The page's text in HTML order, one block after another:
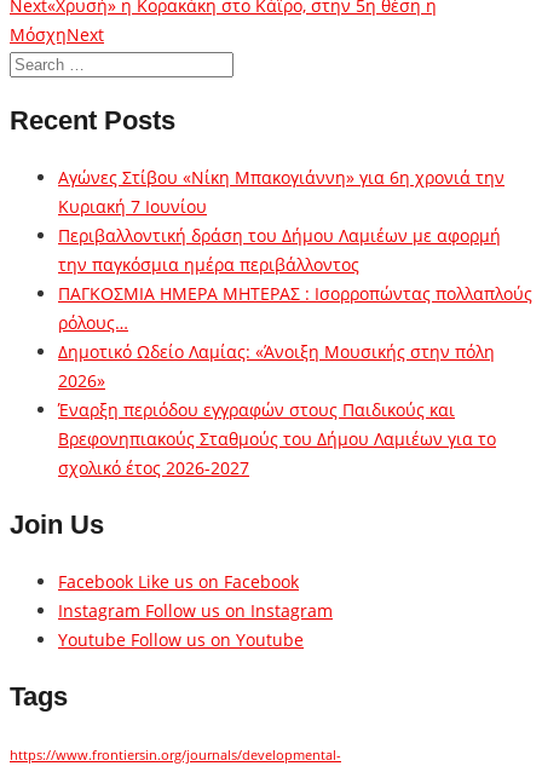
Next«Χρυσή» η Κορακάκη στο Κάϊρο, στην 5η θέση η
ΜόσχηNext
Recent Posts
Αγώνες Στίβου «Νίκη Μπακογιάννη» για 6η χρονιά την
Κυριακή 7 Ιουνίου
Περιβαλλοντική δράση του Δήμου Λαμιέων με αφορμή
την παγκόσμια ημέρα περιβάλλοντος
ΠΑΓΚΟΣΜΙΑ ΗΜΕΡΑ ΜΗΤΕΡΑΣ : Ισορροπώντας πολλαπλούς
ρόλους…
Δημοτικό Ωδείο Λαμίας: «Άνοιξη Μουσικής στην πόλη
2026»
Έναρξη περιόδου εγγραφών στους Παιδικούς και
Βρεφονηπιακούς Σταθμούς του Δήμου Λαμιέων για το
σχολικό έτος 2026-2027
Join Us
Facebook Like us on Facebook
Instagram Follow us on Instagram
Youtube Follow us on Youtube
Tags
https://www.frontiersin.org/journals/developmental-